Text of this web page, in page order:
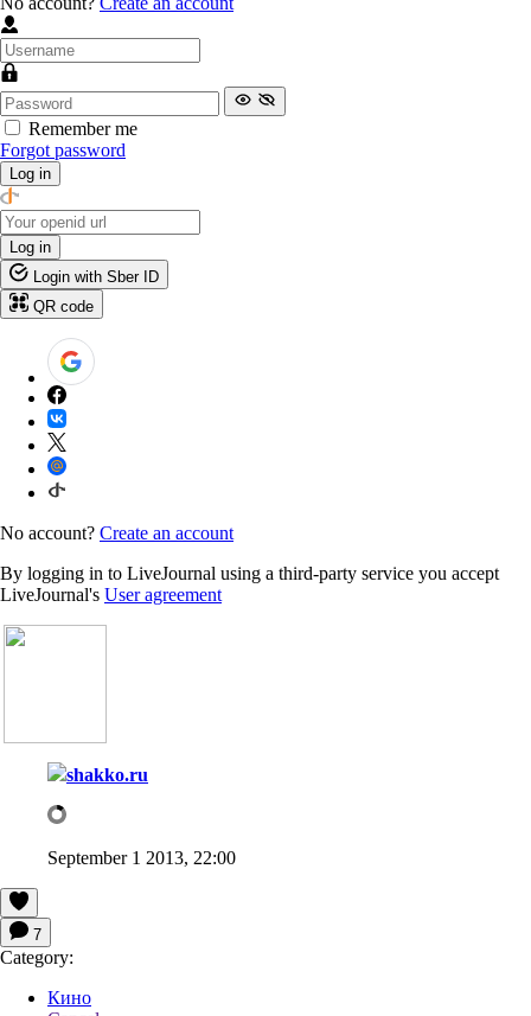
Remember me
Forgot password
Log in
Log in
Login with Sber ID
QR code
No account? Create an account
By logging in to LiveJournal using a third-party service you accept
LiveJournal's User agreement
shakko.ru
September 1 2013, 22:00
7
Category:
Кино